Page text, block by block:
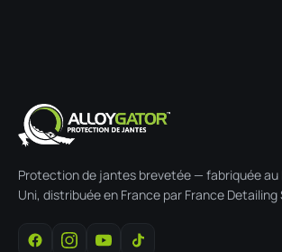
Protection de jantes brevetée — fabriquée au
Uni, distribuée en France par France Detailing